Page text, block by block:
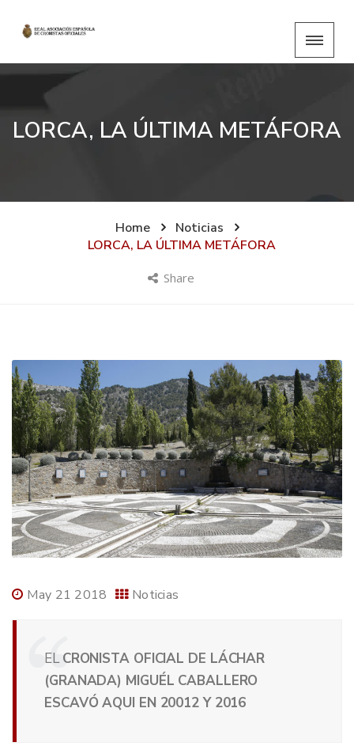
LORCA, LA ÚLTIMA METÁFORA
Home
Noticias
LORCA, LA ÚLTIMA METÁFORA
Share
May 21 2018 Noticias
ELCRONISTA OFICIAL DE LÁCHAR
(GRANADA) MIGUÉL CABALLERO
ESCAVÓ AQUI EN 20012 Y 2016